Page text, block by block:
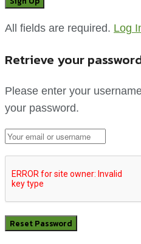
All fields are required. Log
Retrieve your
Please enter your
your password.